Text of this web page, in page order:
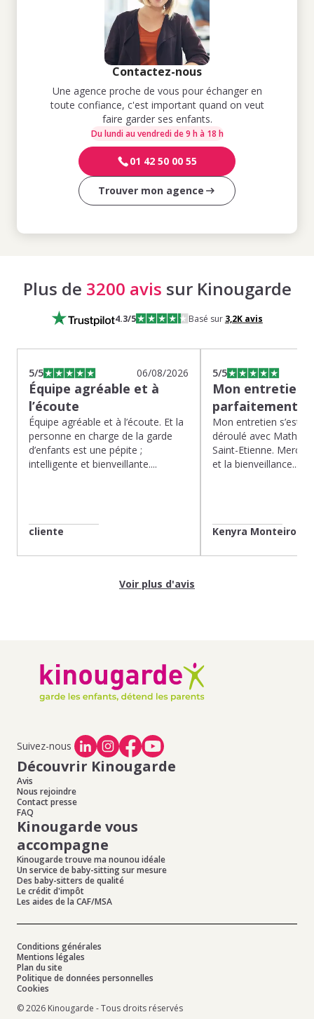
Contactez-nous
Une agence proche de vous pour échanger en
toute confiance, c'est important quand on veut
faire garder ses enfants.
Du lundi au vendredi de 9 h à 18 h
01 42 50 00 55
Trouver mon agence
Plus de 3200 avis sur Kinougarde
4.3/5 Basé sur 3,2Kavis
5/5 06/08/2026
Équipe agréable et à
l’écoute
Équipe agréable et à l’écoute. Et la
personne en charge de la garde
d’enfants est une pépite ;
intelligente et bienveillante....
cliente
5/5
Mon entretien
parfaitement…
Mon entretien s’est
déroulé avec Mathias
Saint-Etienne. Merci
et la bienveillance...
Kenyra Monteiro
Voir plus d'avis
Suivez-nous
Découvrir Kinougarde
Avis
Nous rejoindre
Contact presse
FAQ
Kinougarde vous
accompagne
Kinougarde trouve ma nounou idéale
Un service de baby-sitting sur mesure
Des baby-sitters de qualité
Le crédit d'impôt
Les aides de la CAF/MSA
Conditions générales
Mentions légales
Plan du site
Politique de données personnelles
Cookies
© 2026 Kinougarde - Tous droits réservés